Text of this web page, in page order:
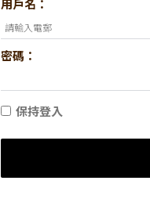
用戶名：
密碼：
保持登入